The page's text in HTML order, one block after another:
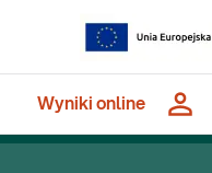
Wyniki online